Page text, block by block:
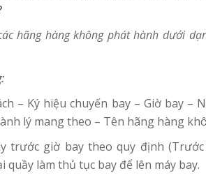
hãng hàng không phát hành dưới
– Ký hiệu chuyến bay – Giờ bay –
lý mang theo – Tên hãng hàng
trước giờ bay theo quy định
quầy làm thủ tục bay để lên máy bay.